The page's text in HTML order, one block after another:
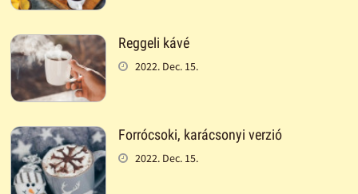
Reggeli kávé
2022. Dec. 15.
Forrócsoki, karácsonyi verzió
2022. Dec. 15.